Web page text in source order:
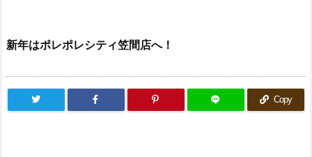
新年はポレポレシティ笠間店へ！
Copy